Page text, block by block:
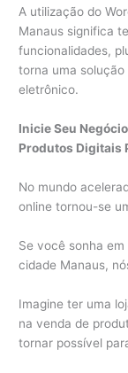
A utilização do
Manaus significa
funcionalidades,
torna uma
eletrônico.
Inicie Seu
Produtos Digitais
No mundo
online tornou-se
Se você sonha
cidade Manaus,
Imagine ter uma
na venda de
tornar possível